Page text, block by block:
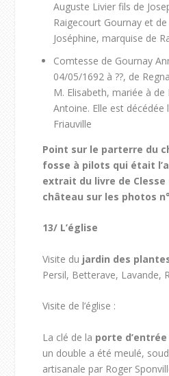
Auguste Livier fils de
Raigecourt Gournay et
Joséphine, marquise de
Comtesse de Gournay
04/05/1692 à ??, de
M. Elisabeth, mariée à
Antoine. Elle est décédée
Friauville
Point sur le parterre du
fosse à pilots qui était
extrait du livre de
château sur les photos
13/ L’église
Visite du jardin des
Persil, Betterave, Lavande,
Visite de l’église :
La clé de la porte d’entrée
un double a été meulé,
artisanale par Roger